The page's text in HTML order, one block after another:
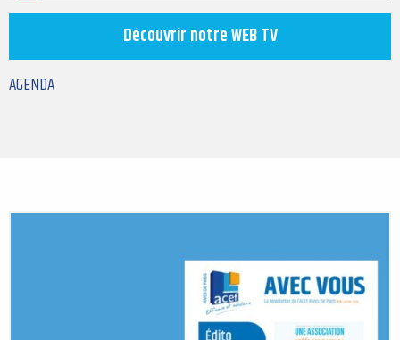
Découvrir notre WEB TV
AGENDA